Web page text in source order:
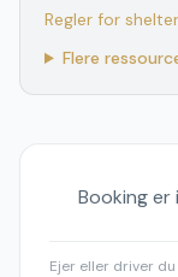
Regler for
Flere
Booking
Ejer eller driver